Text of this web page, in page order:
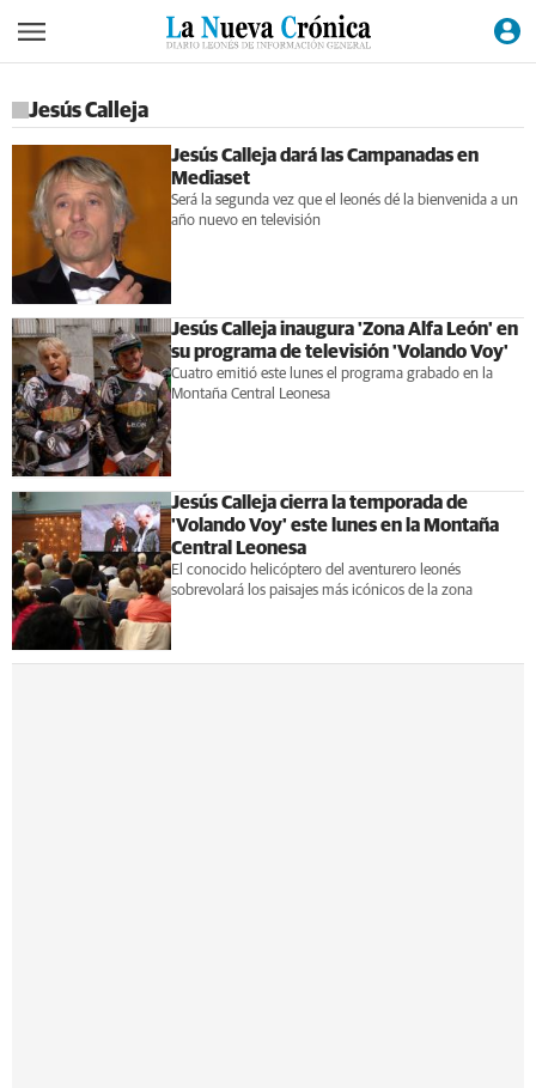
Jesús Calleja
Jesús Calleja dará las Campanadas en
Mediaset
Será la segunda vez que el leonés dé la bienvenida a un
año nuevo en televisión
Jesús Calleja inaugura 'Zona Alfa León' en
su programa de televisión 'Volando Voy'
Cuatro emitió este lunes el programa grabado en la
Montaña Central Leonesa
Jesús Calleja cierra la temporada de
'Volando Voy' este lunes en la Montaña
Central Leonesa
El conocido helicóptero del aventurero leonés
sobrevolará los paisajes más icónicos de la zona